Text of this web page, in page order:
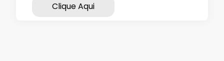
Clique Aqui